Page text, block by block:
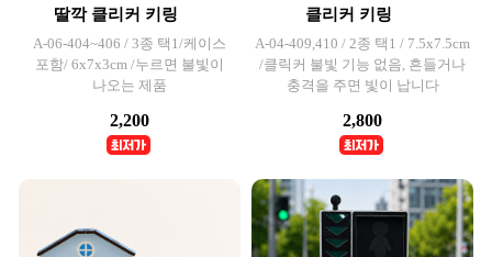
딸깍 클리커 키링
A-06-404~406 / 3종 택1/케이스
포함/ 6x7x3cm /누르면 불빛이
나오는 제품
2,200
클리커 키링
A-04-409,410 / 2종 택1 / 7.5x7.5cm
/클릭커 불빛 기능 없음, 흔들거나
충격을 주면 빛이 납니다
2,800